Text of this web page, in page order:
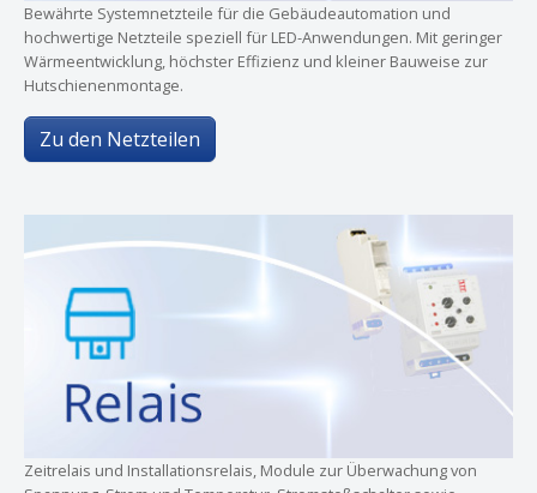
Bewährte Systemnetzteile für die Gebäudeautomation und
hochwertige Netzteile speziell für LED-Anwendungen. Mit geringer
Wärmeentwicklung, höchster Effizienz und kleiner Bauweise zur
Hutschienenmontage.
Zu den Netzteilen
Zeitrelais und Installationsrelais, Module zur Überwachung von